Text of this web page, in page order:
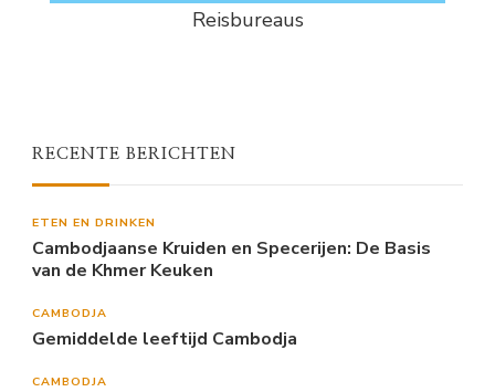
Reisbureaus
RECENTE BERICHTEN
ETEN EN DRINKEN
Cambodjaanse Kruiden en Specerijen: De Basis
van de Khmer Keuken
CAMBODJA
Gemiddelde leeftijd Cambodja
CAMBODJA